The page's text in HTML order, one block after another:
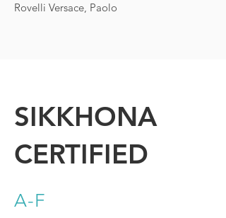
Rovelli Versace, Paolo
SIKKHONA
CERTIFIED
A-F